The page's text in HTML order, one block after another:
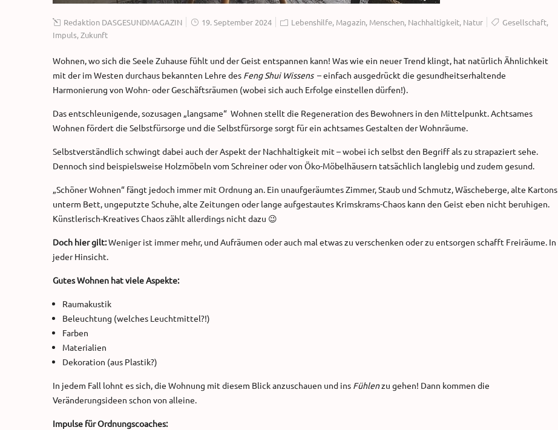
Redaktion DASGESUNDMAGAZIN 19. September 2024 Lebenshilfe, Magazin, Menschen, Nachhaltigkeit, Natur Gesellschaft,
Impuls,Zukunft
Wohnen, wo sich die Seele Zuhause fühlt und der Geist entspannen kann! Was wie ein neuer Trend klingt, hat natürlich Ähnlichkeit
mit der im Westen durchaus bekannten Lehre des Feng Shui Wissens– einfach ausgedrückt die gesundheitserhaltende
Harmonierung von Wohn- oder Geschäftsräumen (wobei sich auch Erfolge einstellen dürfen!).
Das entschleunigende, sozusagen „langsame“ Wohnen stellt die Regeneration des Bewohners in den Mittelpunkt. Achtsames
Wohnen fördert die Selbstfürsorge und die Selbstfürsorge sorgt für ein achtsames Gestalten der Wohnräume.
Selbstverständlich schwingt dabei auch der Aspekt der Nachhaltigkeit mit – wobei ich selbst den Begriff als zu strapaziert sehe.
Dennoch sind beispielsweise Holzmöbeln vom Schreiner oder von Öko-Möbelhäusern tatsächlich langlebig und zudem gesund.
„Schöner Wohnen“ fängt jedoch immer mit Ordnung an. Ein unaufgeräumtes Zimmer, Staub und Schmutz, Wäscheberge, alte Kartons
unterm Bett, ungeputzte Schuhe, alte Zeitungen oder lange aufgestautes Krimskrams-Chaos kann den Geist eben nicht beruhigen.
Künstlerisch-Kreatives Chaos zählt allerdings nicht dazu 😉
Doch hier gilt:Weniger ist immer mehr, und Aufräumen oder auch mal etwas zu verschenken oder zu entsorgen schafft Freiräume. In
jeder Hinsicht.
Gutes Wohnen hat viele Aspekte:
Raumakustik
Beleuchtung (welches Leuchtmittel?!)
Farben
Materialien
Dekoration (aus Plastik?)
In jedem Fall lohnt es sich, die Wohnung mit diesem Blick anzuschauen und ins Fühlenzu gehen! Dann kommen die
Veränderungsideen schon von alleine.
Impulse für Ordnungscoaches: